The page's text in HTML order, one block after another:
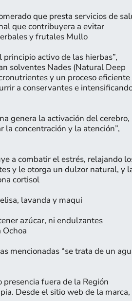
que presta servicios de
que contribuyera a evitar
y frutales Mullo
activo de las hierbas”,
solventes Nades (Natural Deep
y un proceso eficiente
a conservantes e
genera la activación del cerebro,
la concentración y la atención”,
a combatir el estrés, relajando
y le otorga un dulzor natural, y
cortisol
lavanda y maqui
azúcar, ni endulzantes
mencionadas “se trata de un
fuera de la Región
Desde el sitio web de la marca,